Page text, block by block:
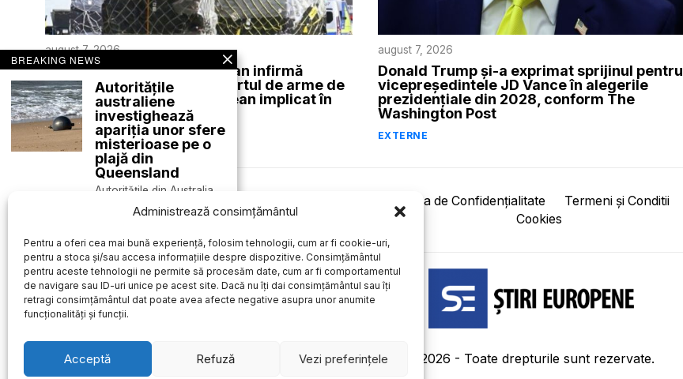
Administrează consimțământul
Pentru a oferi cea mai bună experiență, folosim tehnologii, cum ar fi cookie-uri,
pentru a stoca și/sau accesa informațiile despre dispozitive. Consimțământul
pentru aceste tehnologii ne permite să procesăm date, cum ar fi comportamentul
de navigare sau ID-uri unice pe acest site. Dacă nu îți dai consimțământul sau îți
retragi consimțământul dat poate avea afecte negative asupra unor anumite
funcționalități și funcții.
Acceptă Refuză Vezi preferințele
august 7, 2026
Ministerul de Interne german infirmă
informațiile privind transportul de arme de
către avionul cargo ucrainean implicat în
incidentul de la Leipzig
EXTERNE
august 7, 2026
Donald Trump și-a exprimat sprijinul pentru
vicepreședintele JD Vance în alegerile
prezidențiale din 2028, conform The
Washington Post
EXTERNE
Politica de Confidențialitate Termeni și Conditii
Cookies
2026 - Toate drepturile sunt rezervate.
BREAKING NEWS
Autoritățile
australiene
investighează
apariția unor sfere
misterioase pe o
plajă din
Queensland
Autoritățile din Australia
pentru a stabili
O statuie satirică a
președintelui
Donald Trump a
fost amplasată pe
National Mall din
Washington ca
O statuie satirică care îl
înfățișează pe